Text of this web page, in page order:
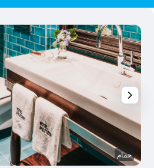
حمام